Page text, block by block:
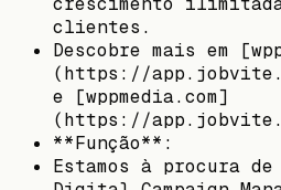
clientes.
Descobre mais em
(https://
e [wppmedia.com]
(https://
**Função**:
Estamos à procura